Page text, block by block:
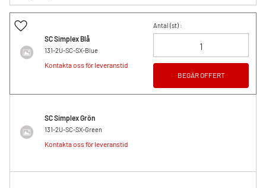
SC Simplex Blå
131-2U-SC-SX-Blue
Kontakta oss för leveranstid
Antal (st) :
BEGÄR OFFERT
Lägg till i favoriter
SC Simplex Grön
131-2U-SC-SX-Green
Kontakta oss för leveranstid